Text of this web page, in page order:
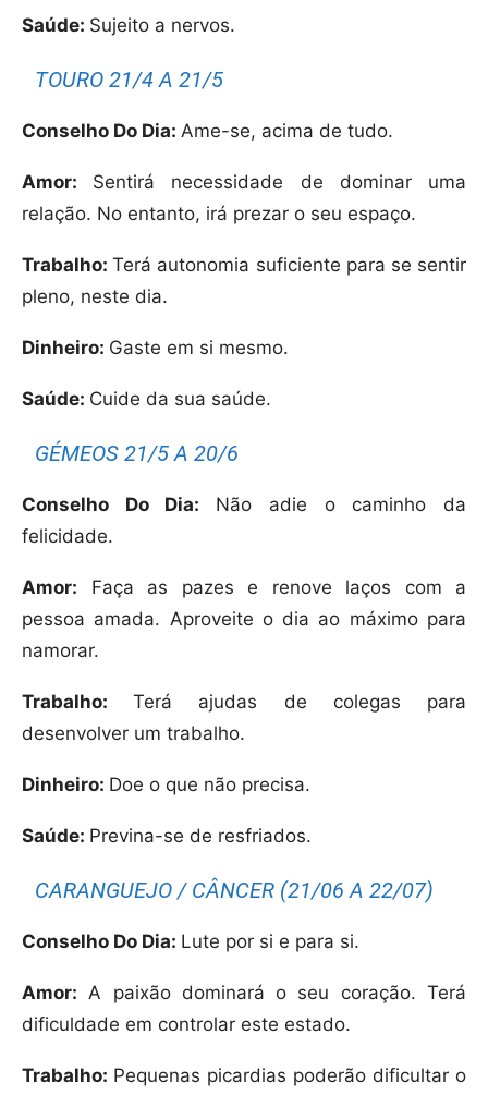
Saúde: Sujeito a nervos.
TOURO 21/4 A 21/5
Conselho Do Dia: Ame-se, acima de tudo.
Amor: Sentirá necessidade de dominar uma
relação. No entanto, irá prezar o seu espaço.
Trabalho:Terá autonomia suficiente para se sentir
pleno, neste dia.
Dinheiro: Gaste em si mesmo.
Saúde: Cuide da sua saúde.
GÉMEOS 21/5 A 20/6
Conselho Do Dia: Não adie o caminho da
felicidade.
Amor: Faça as pazes e renove laços com a
pessoa amada. Aproveite o dia ao máximo para
namorar.
Trabalho:Terá ajudas de colegas para
desenvolver um trabalho.
Dinheiro: Doe o que não precisa.
Saúde: Previna-se de resfriados.
CARANGUEJO / CÂNCER (21/06 A 22/07)
Conselho Do Dia: Lute por si e para si.
Amor: A paixão dominará o seu coração. Terá
dificuldade em controlar este estado.
Trabalho: Pequenas picardias poderão dificultar o